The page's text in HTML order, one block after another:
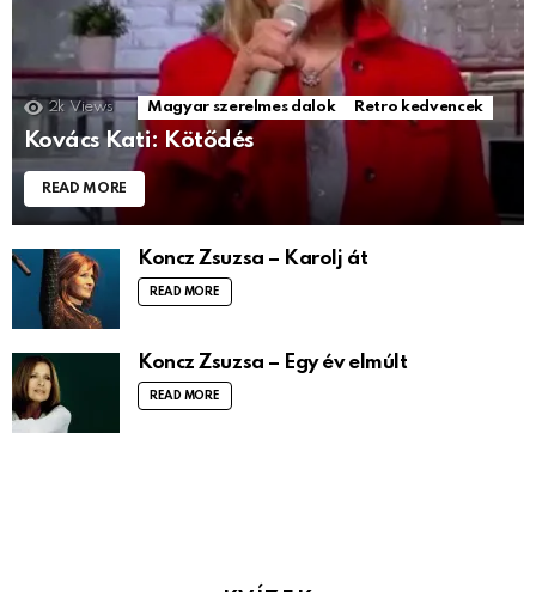
2k Views Magyar szerelmes dalok Retro kedvencek
Kovács Kati: Kötődés
READ MORE
Koncz Zsuzsa – Karolj át
READ MORE
Koncz Zsuzsa – Egy év elmúlt
READ MORE